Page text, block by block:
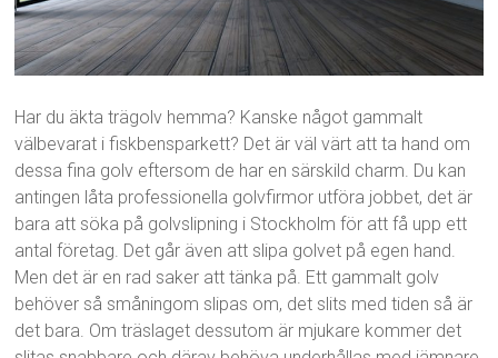
Har du äkta trägolv hemma? Kanske något gammalt
välbevarat i fiskbensparkett? Det är väl värt att ta hand om
dessa fina golv eftersom de har en särskild charm. Du kan
antingen låta professionella golvfirmor utföra jobbet, det är
bara att söka på golvslipning i Stockholm för att få upp ett
antal företag. Det går även att slipa golvet på egen hand.
Men det är en rad saker att tänka på. Ett gammalt golv
behöver så småningom slipas om, det slits med tiden så är
det bara. Om träslaget dessutom är mjukare kommer det